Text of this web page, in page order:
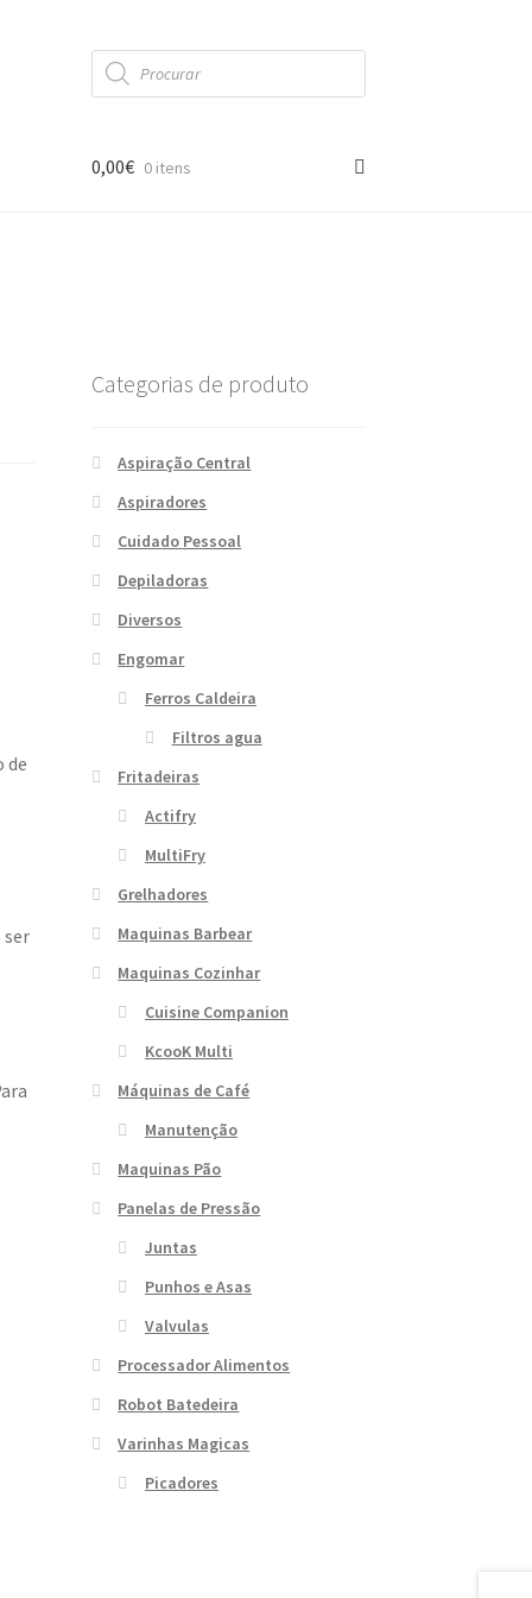
Products
search
0,00€ 0 itens
de
Categorias de produto
Aspiração Central
Aspiradores
Cuidado Pessoal
Depiladoras
Diversos
Engomar
Ferros Caldeira
Filtros agua
Fritadeiras
Actifry
MultiFry
Grelhadores
Maquinas Barbear
Maquinas Cozinhar
Cuisine Companion
KcooK Multi
Máquinas de Café
Manutenção
Maquinas Pão
Panelas de Pressão
Juntas
Punhos e Asas
Valvulas
Processador Alimentos
Robot Batedeira
Varinhas Magicas
Picadores